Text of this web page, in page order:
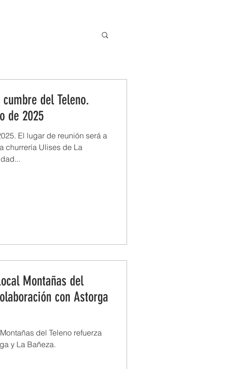
del Teleno.
de 2025
El lugar de reunión será a
churrería Ulises de La
Montañas del
con Astorga
del Teleno refuerza
y La Bañeza.